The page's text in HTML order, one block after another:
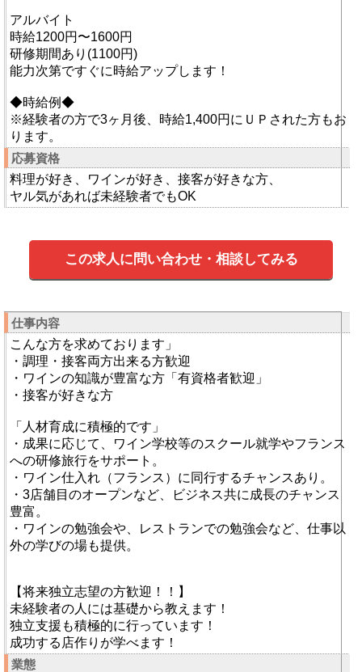
アルバイト
時給1200円〜1600円
研修期間あり(1100円)
能力次第ですぐに時給アップします！
◆時給例◆
※経験者の方で3ヶ月後、時給1,400円にＵＰされた方もお
ります。
応募資格
料理が好き、ワインが好き、接客が好きな方、
ヤル気があれば未経験者でもOK
この求人に問い合わせ・相談してみる
仕事内容
こんな方を求めております」
・調理・接客両方出来る方歓迎
・ワインの知識が豊富な方「有資格者歓迎」
・接客が好きな方
「人材育成に積極的です」
・成果に応じて、ワイン学校等のスクール就学やフランス
への研修旅行をサポート。
・ワイン仕入れ（フランス）に同行するチャンスあり。
・3店舗目のオープンなど、ビジネス共に成長のチャンス
豊富。
・ワインの勉強会や、レストランでの勉強会など、仕事以
外の学びの場も提供。
【将来独立志望の方歓迎！！】
未経験者の人には基礎から教えます！
独立支援も積極的に行っています！
成功する店作りが学べます！
業態